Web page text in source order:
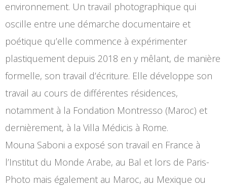
environnement. Un travail photographique qui
oscille entre une démarche documentaire et
poétique qu’elle commence à expérimenter
plastiquement depuis 2018 en y mêlant, de manière
formelle, son travail d’écriture. Elle développe son
travail au cours de différentes résidences,
notamment à la Fondation Montresso (Maroc) et
dernièrement, à la Villa Médicis à Rome.
Mouna Saboni a exposé son travail en France à
l’Institut du Monde Arabe, au Bal et lors de Paris-
Photo mais également au Maroc, au Mexique ou